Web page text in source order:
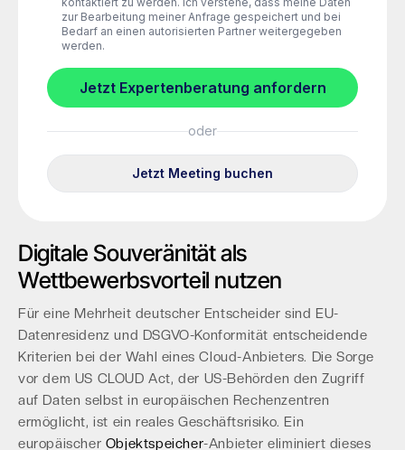
Digitale Souveränität als
Wettbewerbsvorteil nutzen
Für eine Mehrheit deutscher Entscheider sind EU-
Datenresidenz und DSGVO-Konformität entscheidende
Kriterien bei der Wahl eines Cloud-Anbieters. Die Sorge
vor dem US CLOUD Act, der US-Behörden den Zugriff
auf Daten selbst in europäischen Rechenzentren
ermöglicht, ist ein reales Geschäftsrisiko. Ein
europäischer Objektspeicher-Anbieter eliminiert dieses